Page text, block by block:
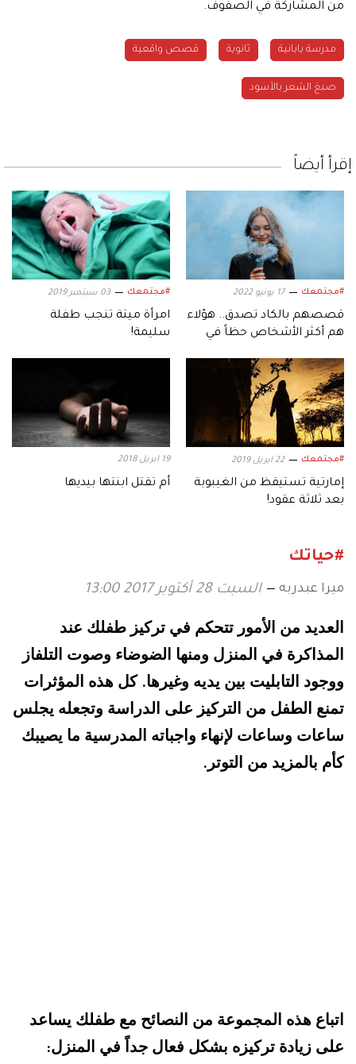
من المشاركة في الصفوف.
مدرسة يابانية ثانوية قصص واقعية
صبغ الشعر بالأسود
إقرأ أيضاً
#مجتمعك 17 يونيو 2022
قصصهم بالكاد تصدق.. هؤلاء
هم أكثر الأشخاص حظاً في
#مجتمعك 03 سبتمبر 2019
امرأة ميتة تنجب طفلة
سليمة!
#مجتمعك 22 ابريل 2019
إمارتية تستيقظ من الغيبوبة
بعد ثلاثة عقود!
19 ابريل 2018
أم تقتل ابنتها بيديها
#حياتك
ميرا عبدربه السبت 28 أكتوبر 2017 13:00
العديد من الأمور تتحكم في تركيز طفلك عند
المذاكرة في المنزل ومنها الضوضاء وصوت التلفاز
ووجود التابليت بين يديه وغيرها. كل هذه المؤثرات
تمنع الطفل من التركيز على الدراسة وتجعله يجلس
ساعات وساعات لإنهاء واجباته المدرسية ما يصيبك
كأم بالمزيد من التوتر .
اتباع هذه المجموعة من النصائح مع طفلك يساعد
على زيادة تركيزه بشكل فعال جداً في المنزل: